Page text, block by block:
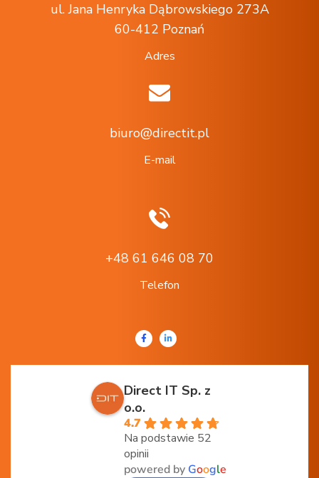
ul. Jana Henryka Dąbrowskiego 273A
60-412 Poznań
Adres
biuro@directit.pl
E-mail
+48 61 646 08 70
Telefon
Direct IT Sp. z
o.o.
4.7
Na podstawie 52
opinii
powered by Google